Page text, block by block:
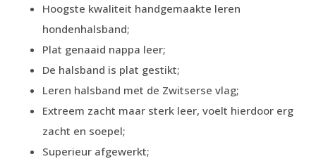
Hoogste kwaliteit handgemaakte leren
hondenhalsband;
Plat genaaid nappa leer;
De halsband is plat gestikt;
Leren halsband met de Zwitserse vlag;
Extreem zacht maar sterk leer, voelt hierdoor erg
zacht en soepel;
Superieur afgewerkt;